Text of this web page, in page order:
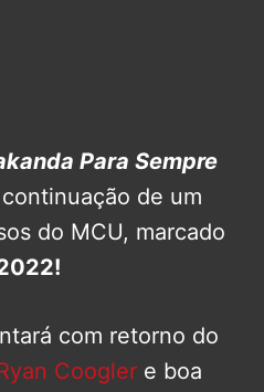
Para Sempre
de um
do MCU, marcado
com retorno do
Coogler e boa